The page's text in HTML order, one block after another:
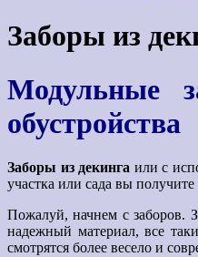
Заборы из
Модульные
обустройства
Заборы из декинга или с
участка или сада вы
Пожалуй, начнем с заборов.
надежный материал, все
смотрятся более весело и